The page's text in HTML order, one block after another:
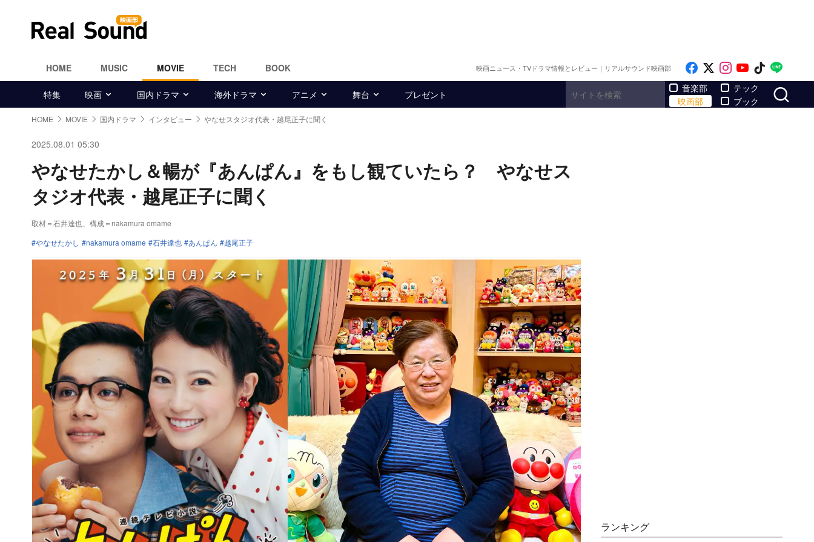
HOME MUSIC MOVIE TECH BOOK 映画ニュース・TVドラマ情報とレビュー｜リアルサウンド映画部 Like on Facebook
Follow on x
Follow on
Follow on
Follow
特集 映画 国内ドラマ 海外ドラマ アニメ 舞台 プレゼント
音楽部
映画部
テック
ブック
HOME MOVIE 国内ドラマ インタビュー やなせスタジオ代表・越尾正子に聞く
2025.08.01 05:30
やなせたかし＆暢が『あんぱん』をもし観ていたら？ やなせス
タジオ代表・越尾正子に聞く
取材＝石井達也
構成＝nakamura omame
やなせたかし
nakamura omame 石井達也 あんぱん 越尾正子
ランキング